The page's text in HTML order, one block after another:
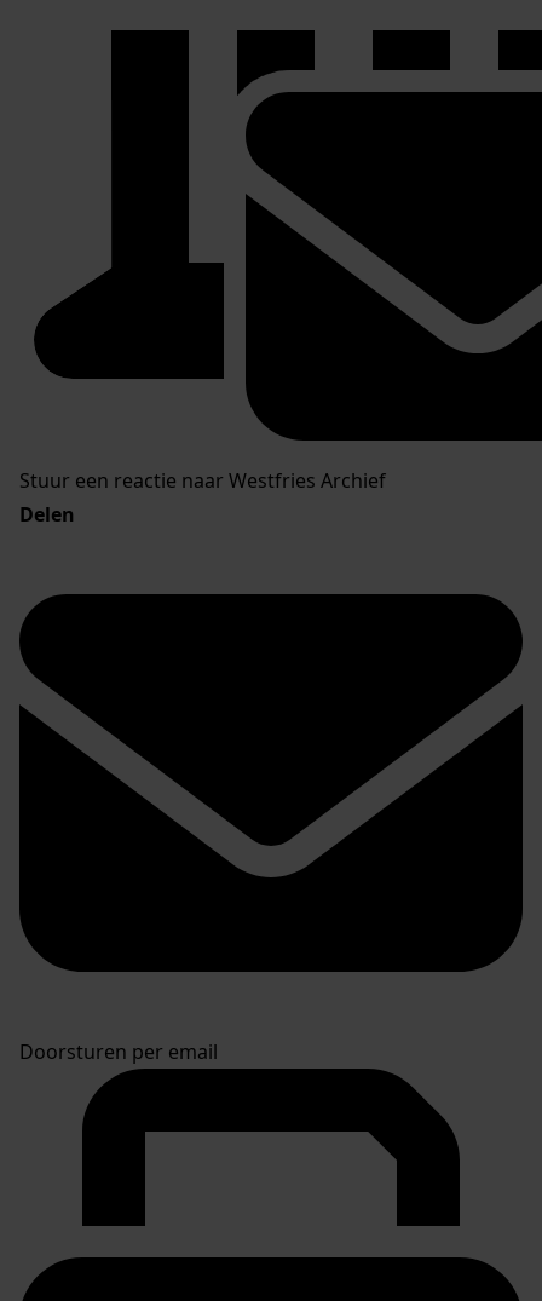
Stuur een reactie naar Westfries Archief
Delen
Doorsturen per email